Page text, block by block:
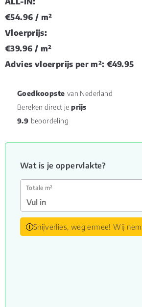
€54.96 / m²
Vloerprijs:
€39.96 / m²
Advies vloerprijs per m²: €49.95
Goedkoopste van Nederland
Bereken direct jeprijs
9.9 beoordeling
Wat is je oppervlakte?
Totale m²
Snijverlies, weg ermee! Wij